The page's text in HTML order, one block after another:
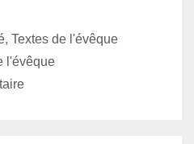
, Textes de l'évêque
l'évêque